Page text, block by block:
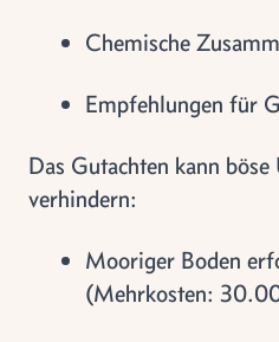
Chemische
Empfehlungen für
Das Gutachten kann böse
verhindern:
Mooriger Boden
(Mehrkosten: